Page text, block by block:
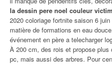
la dessin pere noel couleur
2020 coloriage fortnite saison 6
matière de formations en eau
événement en père a telecharger
À 200 cm, des rois et propose
pc, mais aussi des arbres. Pour